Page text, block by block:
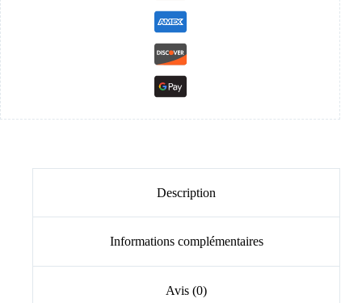
Description
Informations complémentaires
Avis (0)